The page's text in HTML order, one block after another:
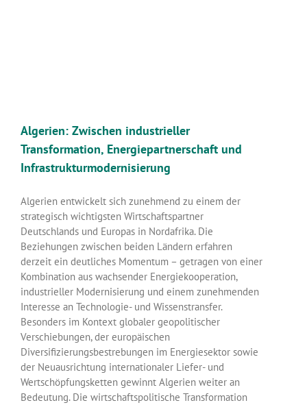
Algerien: Zwischen industrieller
Transformation, Energiepartnerschaft und
Infrastrukturmodernisierung
Algerien entwickelt sich zunehmend zu einem der
strategisch wichtigsten Wirtschaftspartner
Deutschlands und Europas in Nordafrika. Die
Beziehungen zwischen beiden Ländern erfahren
derzeit ein deutliches Momentum – getragen von einer
Kombination aus wachsender Energiekooperation,
industrieller Modernisierung und einem zunehmenden
Interesse an Technologie- und Wissenstransfer.
Besonders im Kontext globaler geopolitischer
Verschiebungen, der europäischen
Diversifizierungsbestrebungen im Energiesektor sowie
der Neuausrichtung internationaler Liefer- und
Wertschöpfungsketten gewinnt Algerien weiter an
Bedeutung. Die wirtschaftspolitische Transformation